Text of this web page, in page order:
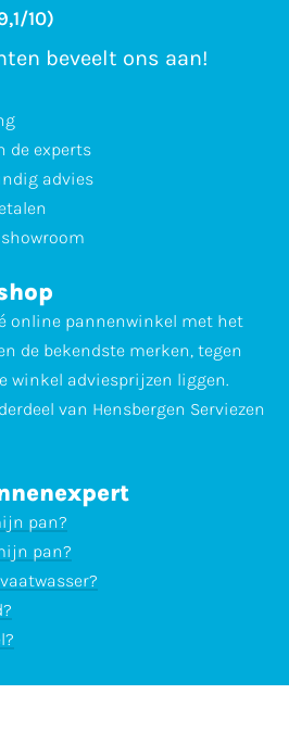
10)
beveelt ons aan!
de experts
advies
online pannenwinkel met het
de bekendste merken, tegen
winkel adviesprijzen liggen.
van Hensbergen Serviezen
pan?
pan?